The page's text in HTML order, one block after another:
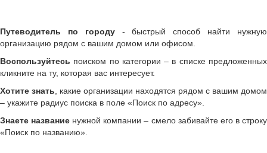
Путеводитель по городу- быстрый способ найти нужную
организацию рядом с вашим домом или офисом.
Воспользуйтесь поиском по категории – в списке предложенных
кликните на ту, которая вас интересует.
Хотите знать , какие организации находятся рядом с вашим домом
– укажите радиус поиска в поле «Поиск по адресу».
Знаете название нужной компании – смело забивайте его в строку
«Поиск по названию»